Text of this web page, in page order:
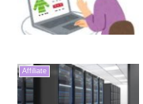
Affiliate